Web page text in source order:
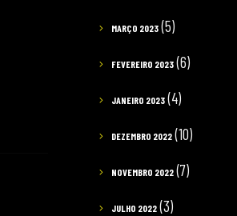
MARÇO 2023 (5)
FEVEREIRO 2023 (6)
JANEIRO 2023 (4)
DEZEMBRO 2022 (10)
NOVEMBRO 2022 (7)
JULHO 2022 (3)